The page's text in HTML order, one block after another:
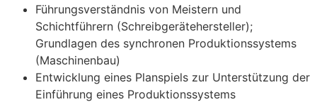
Führungsverständnis von Meistern und
Schichtführern (Schreibgerätehersteller);
Grundlagen des synchronen Produktionssystems
(Maschinenbau)
Entwicklung eines Planspiels zur Unterstützung der
Einführung eines Produktionssystems